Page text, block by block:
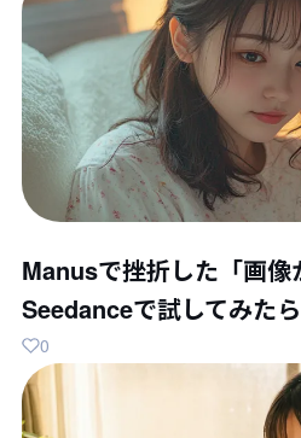
Manusで挫折した「画像
Seedanceで試してみた
0